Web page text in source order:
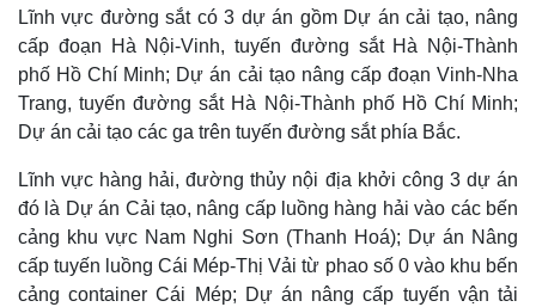
Lĩnh vực đường sắt có 3 dự án gồm Dự án cải tạo, nâng
cấp đoạn Hà Nội-Vinh, tuyến đường sắt Hà Nội-Thành
phố Hồ Chí Minh; Dự án cải tạo nâng cấp đoạn Vinh-Nha
Trang, tuyến đường sắt Hà Nội-Thành phố Hồ Chí Minh;
Dự án cải tạo các ga trên tuyến đường sắt phía Bắc.
Lĩnh vực hàng hải, đường thủy nội địa khởi công 3 dự án
đó là Dự án Cải tạo, nâng cấp luồng hàng hải vào các bến
cảng khu vực Nam Nghi Sơn (Thanh Hoá); Dự án Nâng
cấp tuyến luồng Cái Mép-Thị Vải từ phao số 0 vào khu bến
cảng container Cái Mép; Dự án nâng cấp tuyến vận tải